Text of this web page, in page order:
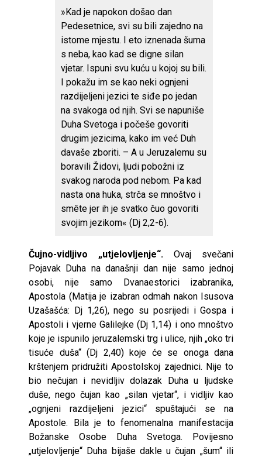
»Kad je napokon došao dan
Pedesetnice, svi su bili zajedno na
istome mjestu. I eto iznenada šuma
s neba, kao kad se digne silan
vjetar. Ispuni svu kuću u kojoj su bili.
I pokažu im se kao neki ognjeni
razdijeljeni jezici te siđe po jedan
na svakoga od njih. Svi se napuniše
Duha Svetoga i počeše govoriti
drugim jezicima, kako im već Duh
davaše zboriti. – A u Jeruzalemu su
boravili Židovi, ljudi pobožni iz
svakog naroda pod nebom. Pa kad
nasta ona huka, strča se mnoštvo i
smête jer ih je svatko čuo govoriti
svojim jezikom« (Dj 2,2-6).
Čujno-vidljivo „utjelovljenje“. Ovaj svečani
Pojavak Duha na današnji dan nije samo jednoj
osobi, nije samo Dvanaestorici izabranika,
Apostola (Matija je izabran odmah nakon Isusova
Uzašašća: Dj 1,26), nego su posrijedi i Gospa i
Apostoli i vjerne Galilejke (Dj 1,14) i ono mnoštvo
koje je ispunilo jeruzalemski trg i ulice, njih „oko tri
tisuće duša“ (Dj 2,40) koje će se onoga dana
krštenjem pridružiti Apostolskoj zajednici. Nije to
bio nečujan i nevidljiv dolazak Duha u ljudske
duše, nego čujan kao „silan vjetar“, i vidljiv kao
„ognjeni razdijeljeni jezici“ spuštajući se na
Apostole. Bila je to fenomenalna manifestacija
Božanske Osobe Duha Svetoga. Povijesno
„utjelovljenje“ Duha bijaše dakle u čujan „šum“ ili